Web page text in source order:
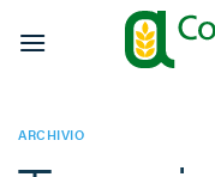
ARCHIVIO